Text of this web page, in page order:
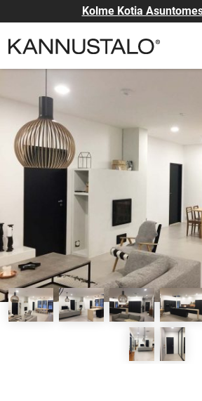
Kolme Kotia